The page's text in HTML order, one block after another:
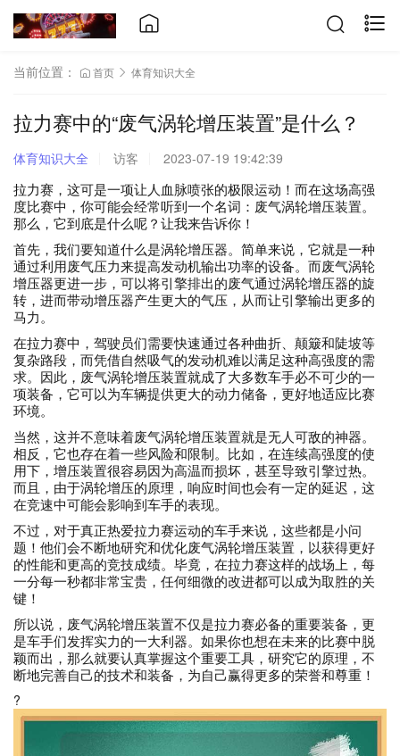
当前位置： 首页 体育知识大全
拉力赛中的“废气涡轮增压装置”是什么？
体育知识大全 访客 2023-07-19 19:42:39
拉力赛，这可是一项让人血脉喷张的极限运动！而在这场高强
度比赛中，你可能会经常听到一个名词：废气涡轮增压装置。
那么，它到底是什么呢？让我来告诉你！
首先，我们要知道什么是涡轮增压器。简单来说，它就是一种
通过利用废气压力来提高发动机输出功率的设备。而废气涡轮
增压器更进一步，可以将引擎排出的废气通过涡轮增压器的旋
转，进而带动增压器产生更大的气压，从而让引擎输出更多的
马力。
在拉力赛中，驾驶员们需要快速通过各种曲折、颠簸和陡坡等
复杂路段，而凭借自然吸气的发动机难以满足这种高强度的需
求。因此，废气涡轮增压装置就成了大多数车手必不可少的一
项装备，它可以为车辆提供更大的动力储备，更好地适应比赛
环境。
当然，这并不意味着废气涡轮增压装置就是无人可敌的神器。
相反，它也存在着一些风险和限制。比如，在连续高强度的使
用下，增压装置很容易因为高温而损坏，甚至导致引擎过热。
而且，由于涡轮增压的原理，响应时间也会有一定的延迟，这
在竞速中可能会影响到车手的表现。
不过，对于真正热爱拉力赛运动的车手来说，这些都是小问
题！他们会不断地研究和优化废气涡轮增压装置，以获得更好
的性能和更高的竞技成绩。毕竟，在拉力赛这样的战场上，每
一分每一秒都非常宝贵，任何细微的改进都可以成为取胜的关
键！
所以说，废气涡轮增压装置不仅是拉力赛必备的重要装备，更
是车手们发挥实力的一大利器。如果你也想在未来的比赛中脱
颖而出，那么就要认真掌握这个重要工具，研究它的原理，不
断地完善自己的技术和装备，为自己赢得更多的荣誉和尊重！
?